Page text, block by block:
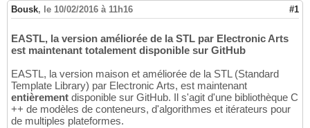
Bousk, le 10/02/2016 à 11h16 #1
EASTL, la version améliorée de la STL par Electronic Arts
est maintenant totalement disponible sur GitHub
EASTL, la version maison et améliorée de la STL (Standard
Template Library) par Electronic Arts, est maintenant
entièrement disponible sur GitHub. Il s'agit d'une bibliothèque C
++ de modèles de conteneurs, d'algorithmes et itérateurs pour
de multiples plateformes.